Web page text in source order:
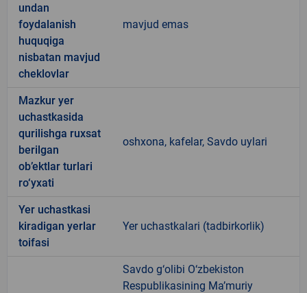
undan
foydalanish
huquqiga
nisbatan mavjud
cheklovlar
mavjud emas
Mazkur yer
uchastkasida
qurilishga ruxsat
berilgan
ob’ektlar turlari
ro‘yxati
oshxona, kafelar, Savdo uylari
Yer uchastkasi
kiradigan yerlar
toifasi
Yer uchastkalari (tadbirkorlik)
Savdo g‘olibi O‘zbekiston
Respublikasining Ma’muriy